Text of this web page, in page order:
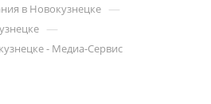
в Новокузнецке —
—
- Медиа-Сервис